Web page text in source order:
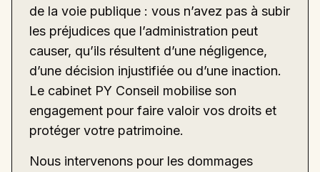
de la voie publique : vous n’avez pas à subir
les préjudices que l’administration peut
causer, qu’ils résultent d’une négligence,
d’une décision injustifiée ou d’une inaction.
Le cabinet PY Conseil mobilise son
engagement pour faire valoir vos droits et
protéger votre patrimoine.
Nous intervenons pour les dommages